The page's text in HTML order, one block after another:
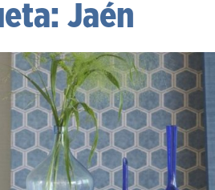
Jaén